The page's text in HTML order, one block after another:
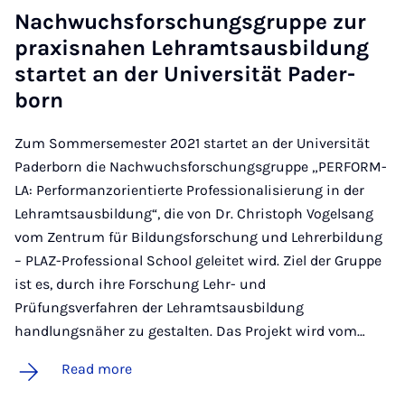
Nachwuchs­forschungs­gruppe zur
prax­is­na­hen Lehramt­saus­b­ildung
star­tet an der Uni­versität Pader­
born
Zum Sommersemester 2021 startet an der Universität
Paderborn die Nachwuchsforschungsgruppe „PERFORM-
LA: Performanzorientierte Professionalisierung in der
Lehramtsausbildung“, die von Dr. Christoph Vogelsang
vom Zentrum für Bildungsforschung und Lehrerbildung
– PLAZ-Professional School geleitet wird. Ziel der Gruppe
ist es, durch ihre Forschung Lehr- und
Prüfungsverfahren der Lehramtsausbildung
handlungsnäher zu gestalten. Das Projekt wird vom…
Read more